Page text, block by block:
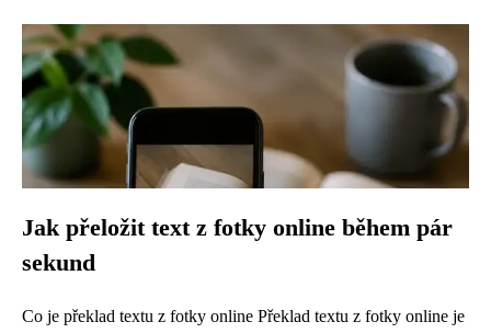
Jak přeložit text z fotky online během pár
sekund
Co je překlad textu z fotky online Překlad textu z fotky online je